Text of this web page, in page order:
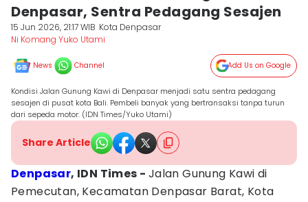
Denpasar, Sentra Pedagang Sesajen
15 Jun 2026, 21:17 WIB Kota Denpasar
Ni Komang Yuko Utami
News Channel Add Us on Google
Kondisi Jalan Gunung Kawi di Denpasar menjadi satu sentra pedagang
sesajen di pusat kota Bali. Pembeli banyak yang bertransaksi tanpa turun
dari sepeda motor. (IDN Times/Yuko Utami)
Share Article
Denpasar, IDN Times - Jalan Gunung Kawi di
Pemecutan, Kecamatan Denpasar Barat, Kota